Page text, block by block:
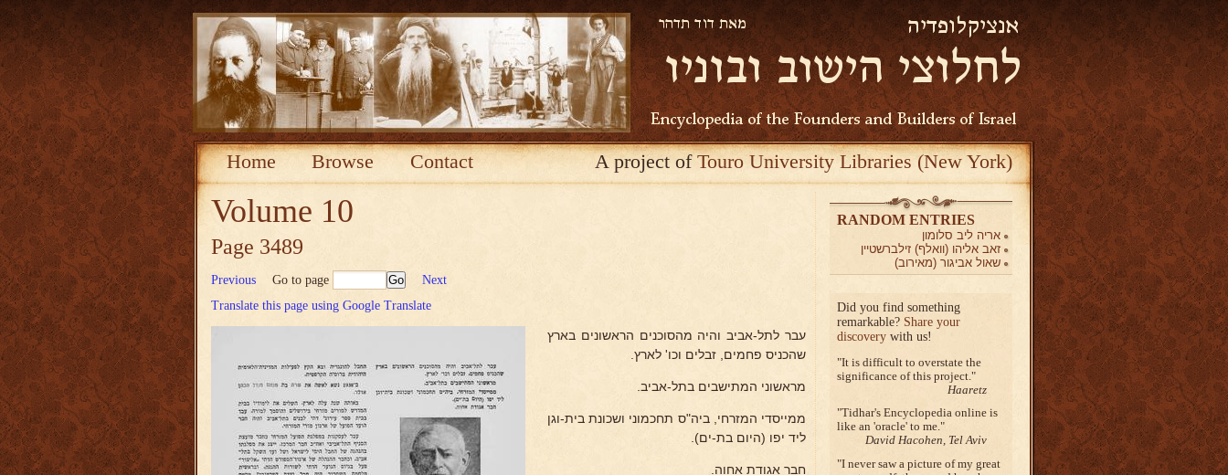
Home Browse Contact A project ofTouro University Libraries (New York)
Volume 10
Page 3489
Previous Go to page
Next
Translate this page using Google Translate
עבר לתל-אביב והיה מהסוכנים הראשונים בארץ
שהכניס פחמים, זבלים וכו' לארץ.
מראשוני המתישבים בתל-אביב.
ממייסדי המזרחי, ביה"ס תחכמוני ושכונת בית-וגן
ליד יפו (היום בת-ים).
חבר אגודת אחוה.
RANDOM ENTRIES
אריה ליב סלומון
זאב אליהו (וואלף) זילברשטיין
שאול אביגור (מאירוב)
Did you find something
remarkable? Share your
discovery with us!
It is difficult to overstate the
significance of this project.
Haaretz
Tidhar's Encyclopedia online is
like an 'oracle' to me.
David Hacohen, Tel Aviv
I never saw a picture of my great